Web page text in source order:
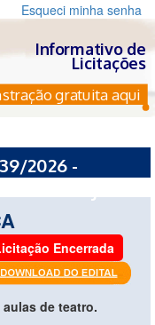
Esqueci minha senha
Informativo de
Licitações
gratuita aqui
2026 -
Encerrada
de teatro.